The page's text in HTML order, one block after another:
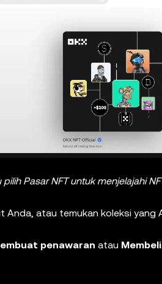
pilih Pasar NFT untuk menjelajahi
Anda, atau temukan koleksi yang
penawaran atau Membeli